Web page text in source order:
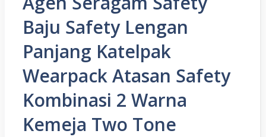
Baju Safety Lengan
Panjang Katelpak
Wearpack Atasan Safety
Kombinasi 2 Warna
Kemeja Two Tone